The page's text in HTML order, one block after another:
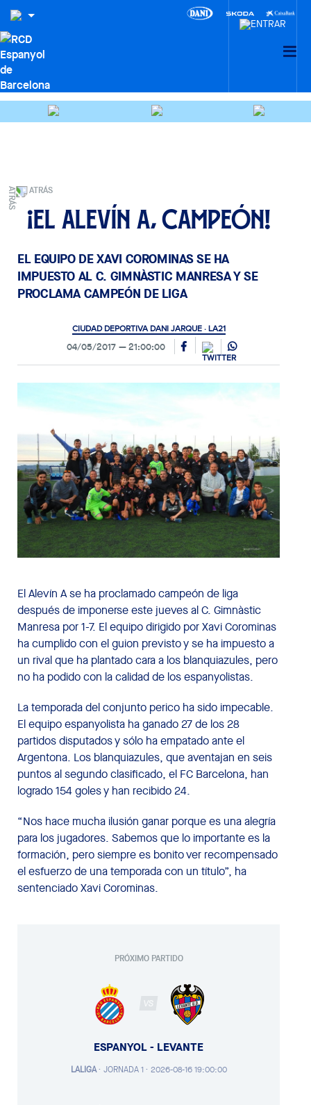
ATRÁS
¡El Alevín A, campeón!
EL EQUIPO DE XAVI COROMINAS SE HA
IMPUESTO AL C. GIMNÀSTIC MANRESA Y SE
PROCLAMA CAMPEÓN DE LIGA
CIUDAD DEPORTIVA DANI JARQUE · LA21
04/05/2017 21:00:00
El Alevín A se ha proclamado campeón de liga
después de imponerse este jueves al C. Gimnàstic
Manresa por 1-7. El equipo dirigido por Xavi Corominas
ha cumplido con el guion previsto y se ha impuesto a
un rival que ha plantado cara a los blanquiazules, pero
no ha podido con la calidad de los espanyolistas.
La temporada del conjunto perico ha sido impecable.
El equipo espanyolista ha ganado 27 de los 28
partidos disputados y sólo ha empatado ante el
Argentona. Los blanquiazules, que aventajan en seis
puntos al segundo clasificado, el FC Barcelona, han
logrado 154 goles y han recibido 24.
“Nos hace mucha ilusión ganar porque es una alegría
para los jugadores. Sabemos que lo importante es la
formación, pero siempre es bonito ver recompensado
el esfuerzo de una temporada con un título”, ha
sentenciado Xavi Corominas.
PRÓXIMO PARTIDO
VS
ESPANYOL - LEVANTE
LALIGA· JORNADA 1 · 2026-08-16 19:00:00